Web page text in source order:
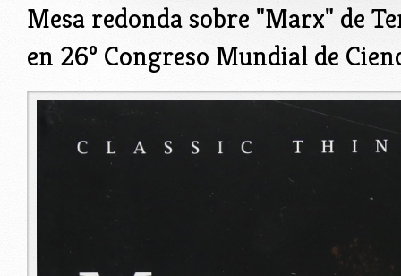
Mesa redonda sobre "Marx" de
en 26º Congreso Mundial de
libro.jpg